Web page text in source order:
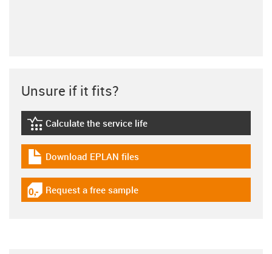
Unsure if it fits?
igus-icon-lebensdauerrechner
Calculate the service life
igus-icon-download-plan
Download EPLAN files
igus-icon-gratismuster
Request a free sample